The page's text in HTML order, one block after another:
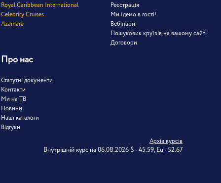
Royal Caribbean International
Celebrity Cruises
Azamara
Реєстрація
Ми їдемо в гості!
Вебінари
Пошуковик круїзів на вашому сайті
Договори
Про нас
Статутні документи
Контакти
Ми на ТВ
Новини
Наші каталоги
Відгуки
Архів курсів
Внутрішній курс на 06.08.2026 $ - 45.59, Eu - 52.67